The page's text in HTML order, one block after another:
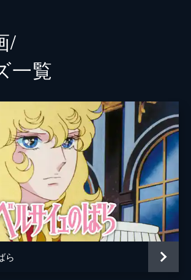
/
⼀覧
ら